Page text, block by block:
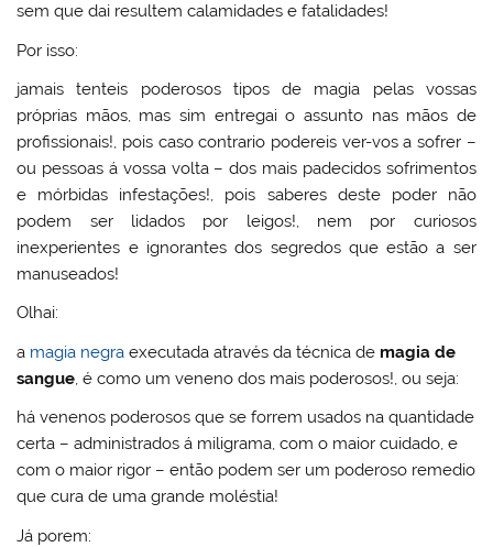
sem que dai resultem calamidades e fatalidades!
Por isso:
jamais tenteis poderosos tipos de magia pelas vossas
próprias mãos, mas sim entregai o assunto nas mãos de
profissionais!, pois caso contrario podereis ver-vos a sofrer –
ou pessoas á vossa volta – dos mais padecidos sofrimentos
e mórbidas infestações!, pois saberes deste poder não
podem ser lidados por leigos!, nem por curiosos
inexperientes e ignorantes dos segredos que estão a ser
manuseados!
Olhai:
a magia negra executada através da técnica de magia de
sangue, é como um veneno dos mais poderosos!, ou seja:
há venenos poderosos que se forrem usados na quantidade
certa – administrados á miligrama, com o maior cuidado, e
com o maior rigor – então podem ser um poderoso remedio
que cura de uma grande moléstia!
Já porem: